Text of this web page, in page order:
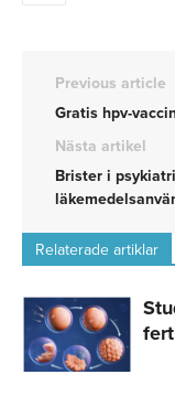
Previous article
Gratis hpv-
Nästa artikel
Brister i
Relaterade artiklar